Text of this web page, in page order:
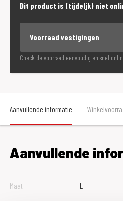
Dit product is (tijdeljk) niet
Voorraad vestigingen
Check de voorraad eenvoudig en snel
Aanvullende informatie
Aanvullende
Maat
L